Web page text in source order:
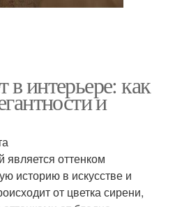
интерьере: как
и
оттенком
историю в искусстве и
от цветка сирени,